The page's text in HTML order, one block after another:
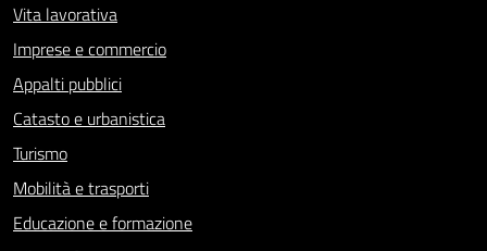
Vita lavorativa
Imprese e commercio
Appalti pubblici
Catasto e urbanistica
Turismo
Mobilità e trasporti
Educazione e formazione